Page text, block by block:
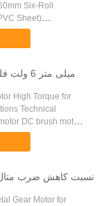
Six-Roll
Sheet)
Light Weight, High
Calender ...
16 میلی متر 6 ولت فلزی گشتاور دنده موتور بالا برای ماشین آلات چاپ
High Torque for
Technical
DC brush motor
time 500 hours
نسبت کاهش ضرب متال
Gear Motor for